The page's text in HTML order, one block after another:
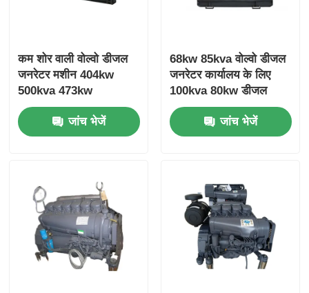
कम शोर वाली वोल्वो डीजल
जनरेटर मशीन 404kw
500kva 473kw
587.5kva Marine
Genset Diesel
जांच भेजें
68kw 85kva वोल्वो डीजल
जनरेटर कार्यालय के लिए
100kva 80kw डीजल
जनरेटर
जांच भेजें